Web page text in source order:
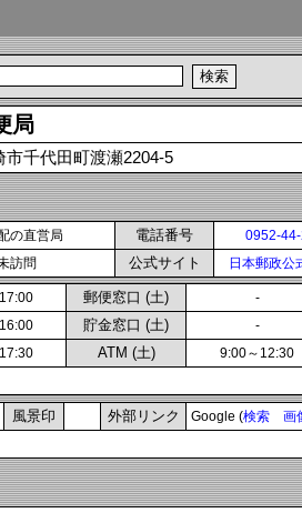
局
市千代田町渡瀬2204-5
の直営局 電話番号 0952-
訪問 公式サイト 日本郵政公
郵便窓口 (土) -
貯金窓口 (土) -
ATM (土) 9:00～12:30
風景印 外部リンク Google (検索 画